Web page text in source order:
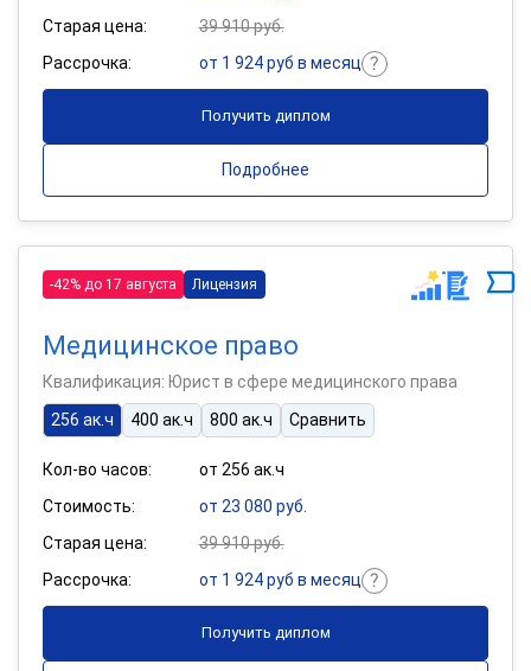
Старая цена:
39 910 руб.
Рассрочка:
от 1 924 руб в месяц
Получить диплом
Подробнее
-42% до 17 августа Лицензия
Медицинское право
Квалификация: Юрист в сфере медицинского права
256 ак.ч
400 ак.ч 800 ак.ч Сравнить
Кол-во часов:
от 256 ак.ч
Стоимость:
от 23 080 руб.
Старая цена:
39 910 руб.
Рассрочка:
от 1 924 руб в месяц
Получить диплом